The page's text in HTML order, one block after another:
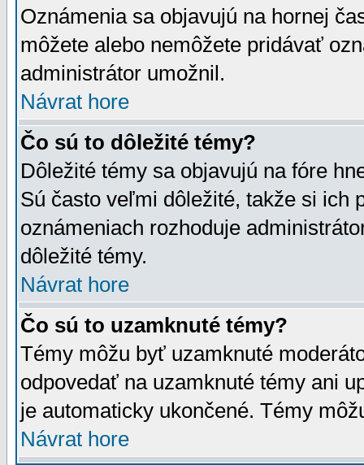
Oznámenia sa objavujú na hornej
môžete alebo nemôžete pridávať
administrátor umožnil.
Návrat hore
Čo sú to dôležité témy?
Dôležité témy sa objavujú na fóre
Sú často veľmi dôležité, takže si ich
oznámeniach rozhoduje
dôležité témy.
Návrat hore
Čo sú to uzamknuté témy?
Témy môžu byť uzamknuté
odpovedať na uzamknuté témy ani
je automaticky ukončené. Témy
Návrat hore